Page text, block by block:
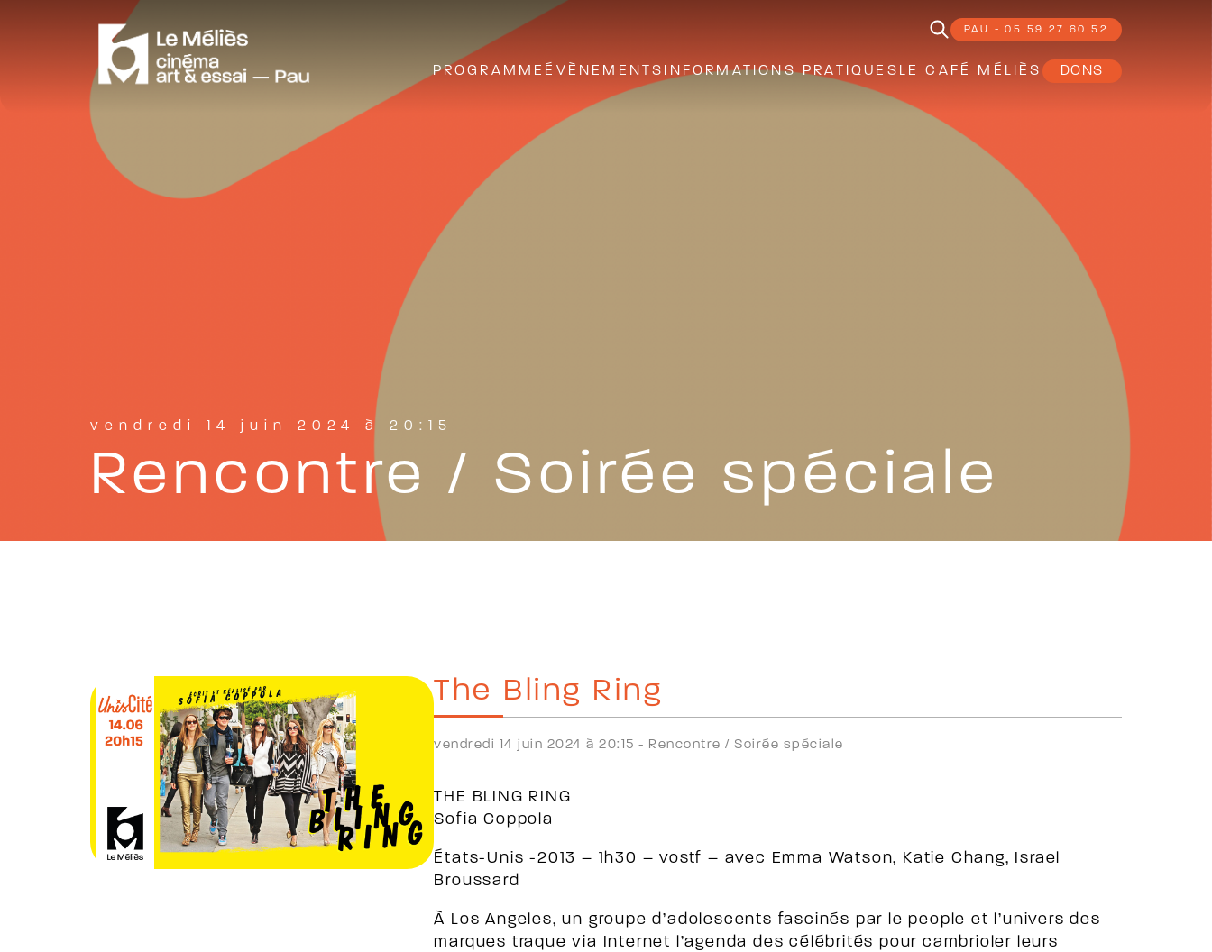
PAU - 05 59 27 60 52
PROGRAMME ÉVÈNEMENTS INFORMATIONS PRATIQUES LE CAFÉ MÉLIÈS DONS
vendredi 14 juin 2024 à 20:15
Rencontre / Soirée spéciale
The Bling Ring
vendredi 14 juin 2024 à 20:15 - Rencontre /Soirée spéciale
THE BLING RING
Sofia Coppola
États-Unis -2013 – 1h30 – vostf – avec Emma Watson, Katie Chang, Israel
Broussard
À Los Angeles, un groupe d’adolescents fascinés par le people et l’univers des
marques traque via Internet l’agenda des célébrités pour cambrioler leurs